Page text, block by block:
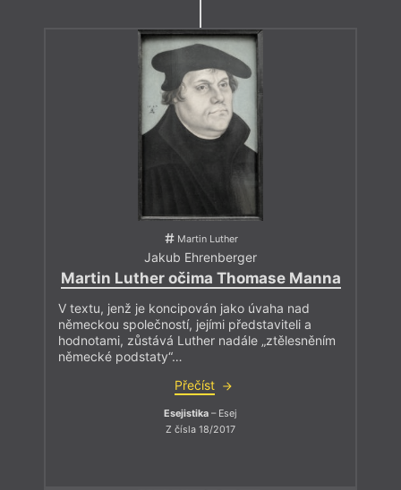
Martin Luther
Jakub Ehrenberger
Martin Luther očima Thomase Manna
V textu, jenž je koncipován jako úvaha nad
německou společností, jejími představiteli a
hodnotami, zůstává Luther nadále „ztělesněním
německé podstaty“…
Přečíst
Esejistika – Esej
Z čísla 18/2017